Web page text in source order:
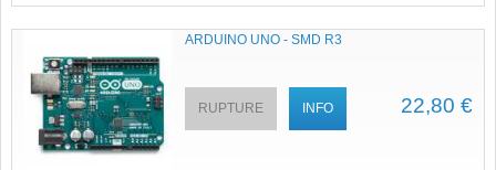
ARDUINO UNO - SMD R3
22,80 €
RUPTURE INFO